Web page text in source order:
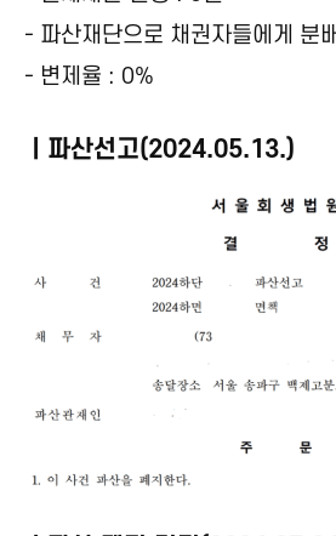
- 파산재단으로 채권자들에게 분
- 변제율 : 0%
ㅣ파산선고(2024.05.13.)